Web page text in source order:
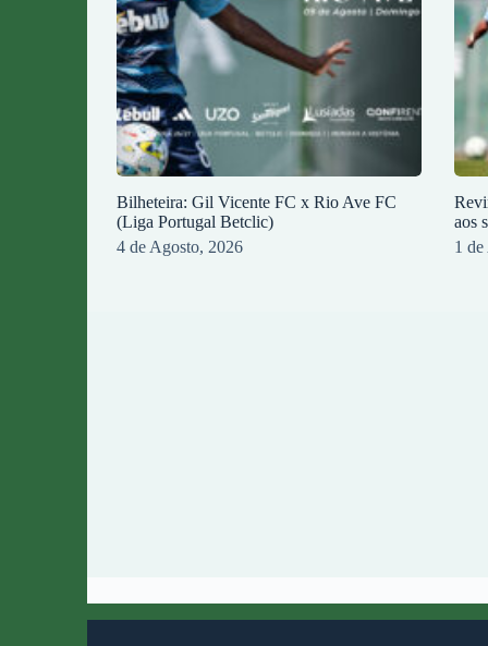
Bilheteira: Gil Vicente FC x Rio Ave FC
(Liga Portugal Betclic)
4 de Agosto, 2026
aos
1